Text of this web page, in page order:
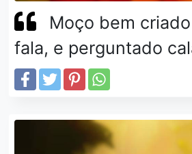
Moço bem
fala, e perguntado